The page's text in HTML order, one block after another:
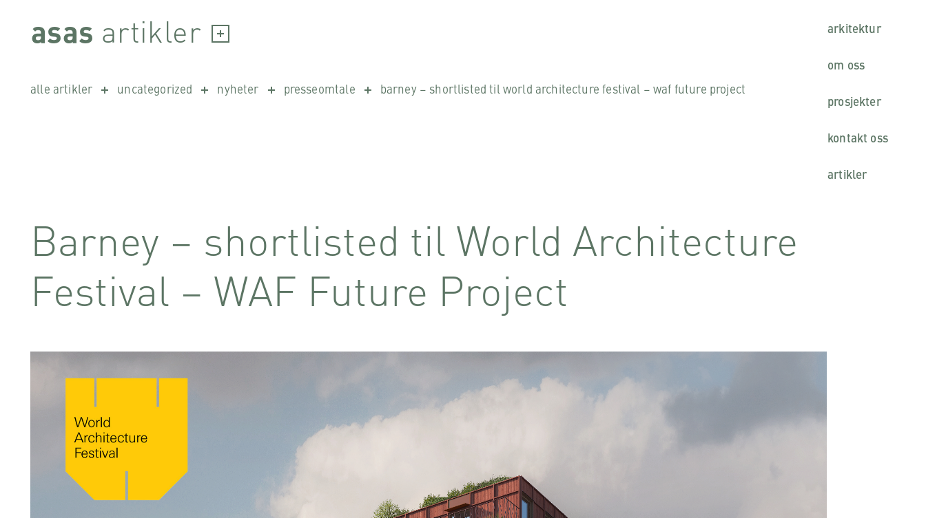
contentasas artikler arkitektur
om oss
prosjekter
kontakt oss
artikler
alle artikler uncategorized nyheter presseomtale barney – shortlisted til world architecture festival – waf future project
Barney – shortlisted til World Architecture
Festival – WAF Future Project